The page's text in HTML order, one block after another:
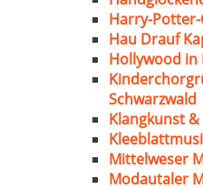
Harry-
Hau Drauf
Hollywood in
Schwarzwald
Klangkunst
Mittelweser
Modautaler